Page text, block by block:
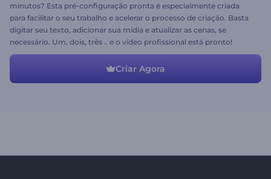
minutos? Esta pré-configuração pronta é especialmente criada
para facilitar o seu trabalho e acelerar o processo de criação. Basta
digitar seu texto, adicionar sua mídia e atualizar as cenas, se
necessário. Um, dois, três .. e o vídeo profissional está pronto!
Criar Agora